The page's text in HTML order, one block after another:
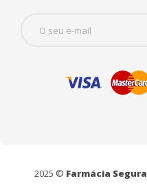
2025 © Farmácia Segura